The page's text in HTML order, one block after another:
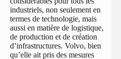
industriels, non seulement en
termes de technologie, mais
aussi en matière de logistique,
de production et de création
d’infrastructures. Volvo, bien
qu’elle ait pris des mesures